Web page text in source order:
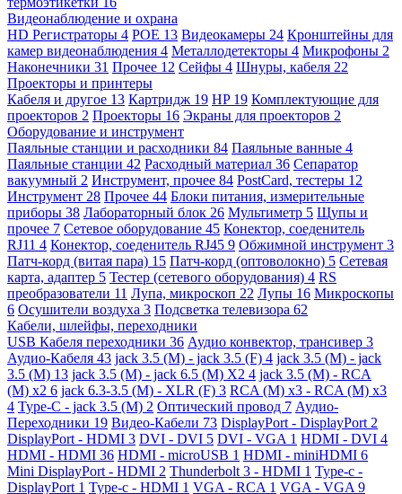
Видеонаблюдение и охрана
HD Регистраторы 4 POE 13 Видеокамеры 24 Кронштейны для
камер видеонаблюдения 4 Металлодетекторы 4 Микрофоны 2
Наконечники 31 Прочее 12 Сейфы 4 Шнуры, кабеля 22
Проекторы и принтеры
Кабеля и другое 13 Картридж 19 HP 19 Комплектующие для
проекторов 2 Проекторы 16 Экраны для проекторов 2
Оборудование и инструмент
Паяльные станции и расходники 84 Паяльные ванные 4
Паяльные станции 42 Расходный материал 36 Сепаратор
вакуумный 2 Инструмент, прочее 84 PostCard, тестеры 12
Инструмент 28 Прочее 44 Блоки питания, измерительные
приборы 38 Лабораторный блок 26 Мультиметр 5 Щупы и
прочее 7 Сетевое оборудование 45 Конектор, соеденитель
RJ11 4 Конектор, соеденитель RJ45 9 Обжимной инструмент 3
Патч-корд (витая пара) 15 Патч-корд (оптоволокно) 5 Сетевая
карта, адаптер 5 Тестер (сетевого оборудования) 4 RS
преобразователи 11 Лупа, микроскоп 22 Лупы 16 Микроскопы
6 Осушители воздуха 3 Подсветка телевизора 62
Кабели, шлейфы, переходники
USB Кабеля переходники 36 Аудио конвектор, трансивер 3
Аудио-Кабеля 43 jack 3.5 (M) - jack 3.5 (F) 4 jack 3.5 (M) - jack
3.5 (M) 13 jack 3.5 (M) - jack 6.5 (M) X2 4 jack 3.5 (M) - RCA
(M) x2 6 jack 6.3-3.5 (M) - XLR (F) 3 RCA (M) x3 - RCA (M) x3
4 Type-C - jack 3.5 (M) 2 Оптический провод 7 Аудио-
Переходники 19 Видео-Кабели 73 DisplayPort - DisplayPort 2
DisplayPort - HDMI 3 DVI - DVI 5 DVI - VGA 1 HDMI - DVI 4
HDMI - HDMI 36 HDMI - microUSB 1 HDMI - miniHDMI 6
Mini DisplayPort - HDMI 2 Thunderbolt 3 - HDMI 1 Type-c -
DisplayPort 1 Type-c - HDMI 1 VGA - RCA 1 VGA - VGA 9